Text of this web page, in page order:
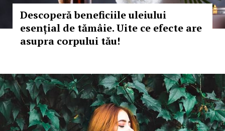
Descoperă beneficiile uleiului
esențial de tămâie. Uite ce efecte are
asupra corpului tău!